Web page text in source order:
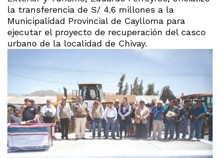
la transferencia de S/ 4.6 millones a la
Municipalidad Provincial de Caylloma para
ejecutar el proyecto de recuperación del casco
urbano de la localidad de Chivay.